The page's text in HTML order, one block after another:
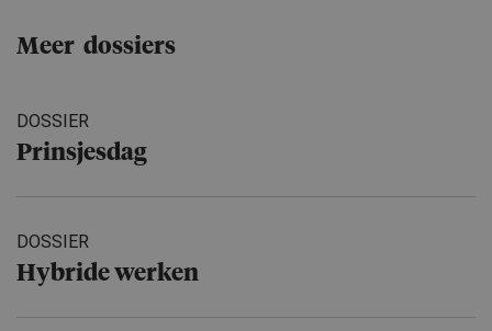
Meer dossiers
DOSSIER
Prinsjesdag
DOSSIER
Hybride werken